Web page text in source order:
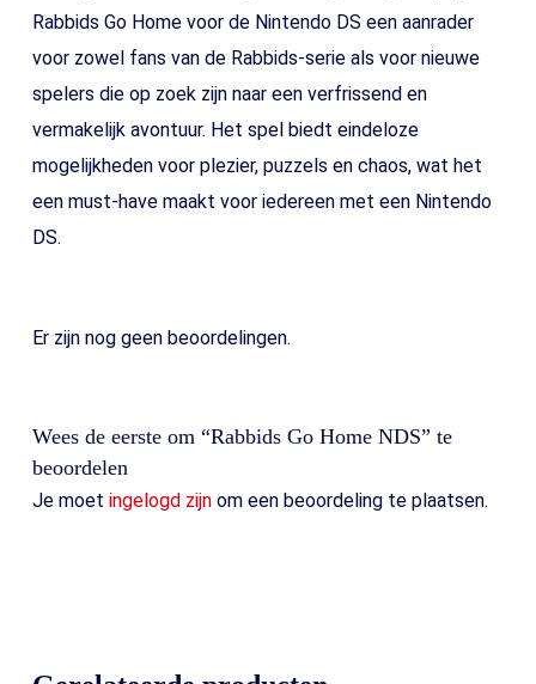
Rabbids Go Home voor de Nintendo DS een aanrader
voor zowel fans van de Rabbids-serie als voor nieuwe
spelers die op zoek zijn naar een verfrissend en
vermakelijk avontuur. Het spel biedt eindeloze
mogelijkheden voor plezier, puzzels en chaos, wat het
een must-have maakt voor iedereen met een Nintendo
DS.
Er zijn nog geen beoordelingen.
Wees de eerste om “Rabbids Go Home NDS” te
beoordelen
Je moet ingelogd zijnom een beoordeling te plaatsen.